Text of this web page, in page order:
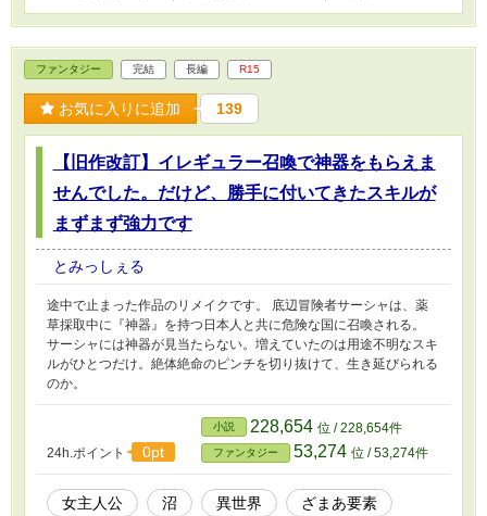
ファンタジー 完結 長編 R15
お気に入りに追加 139
【旧作改訂】イレギュラー召喚で神器をもらえま
せんでした。だけど、勝手に付いてきたスキルが
まずまず強力です
とみっしぇる
途中で止まった作品のリメイクです。 底辺冒険者サーシャは、薬
草採取中に『神器』を持つ日本人と共に危険な国に召喚される。
サーシャには神器が見当たらない。増えていたのは用途不明なスキ
ルがひとつだけ。絶体絶命のピンチを切り抜けて、生き延びられる
のか。
24h.ポイント 0pt
小説 228,654 位 / 228,654件
ファンタジー 53,274 位 / 53,274件
女主人公 沼 異世界
ざまあ要素